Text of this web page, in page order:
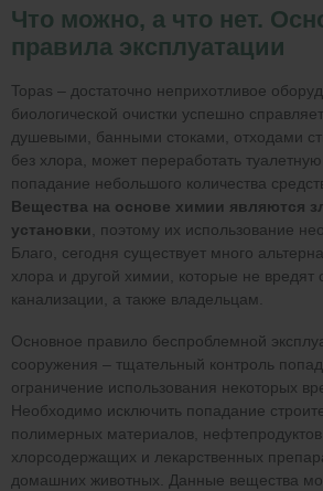
Что можно, а что нет.
правила эксплуатации
Topas – достаточно неприхотливое
биологической очистки успешно
душевыми, банными стоками, отходами
без хлора, может переработать
попадание небольшого количества
Вещества на основе химии являются
установки
, поэтому их использование
Благо, сегодня существует много
хлора и другой химии, которые не вредят
канализации, а также владельцам.
Основное правило беспроблемной
сооружения – тщательный контроль
ограничение использования некоторых
Необходимо исключить попадание
полимерных материалов, нефтепродуктов,
хлорсодержащих и лекарственных
домашних животных. Данные вещества